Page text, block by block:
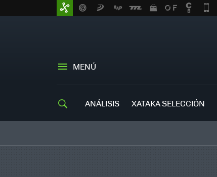
MENÚ
ANÁLISIS XATAKA SELECCIÓN